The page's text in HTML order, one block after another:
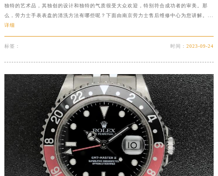
独特的艺术品，其独创的设计和独特的气质很受大众欢迎，特别符合成功者的审美。那
么，劳力士手表表盘的清洗方法有哪些呢？下面由南京劳力士售后维修中心为您讲解。...
详细
标签： 时间：2023-09-24